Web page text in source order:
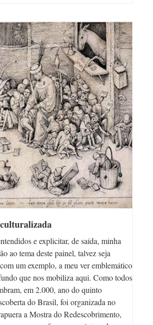
e explicitar, de saída, minha
ao tema deste painel, talvez seja
um exemplo, a meu ver emblemático
que nos mobiliza aqui. Como todos
em 2.000, ano do quinto
do Brasil, foi organizada no
a Mostra do Redescobrimento,